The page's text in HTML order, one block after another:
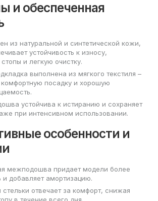
и обеспеченная
из натуральной и синтетической кожи,
устойчивость к износу,
и легкую очистку.
выполнена из мягкого текстиля –
комфортную посадку и хорошую
устойчива к истиранию и сохраняет
при интенсивном использовании.
особенности и
межподошва придает модели более
добавляет амортизацию.
отвечает за комфорт, снижая